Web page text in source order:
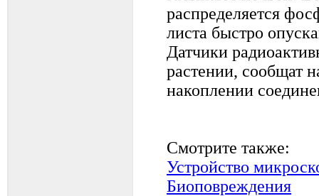
распределяется
листа быстро
Датчики
растении, сообщат
накоплении
Смотрите также:
Устройство
Биоповреждения